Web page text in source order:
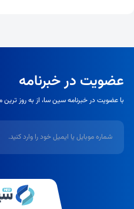
عضویت در خبرنامه
با عضویت در خبرنامه سین سا، از به روز
شماره موبایل یا ایمیل